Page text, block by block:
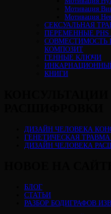
Мотивация
Мотивация
СЕКСУАЛЬНАЯ
ПЕРЕМЕННЫЕ
CОВМЕСТИМОСТЬ
КОМПОЗИТ
ГЕННЫЕ КЛЮЧИ
КНИГИ
ДИЗАЙН ЧЕЛОВЕКА
ГЕНЕТИЧЕСКАЯ
ДИЗАЙН ЧЕЛОВЕКА
БЛОГ
СТАТЬИ
РАЗБОР БОДИГРАФОВ